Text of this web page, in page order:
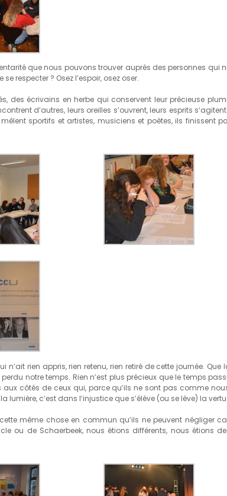
que nous pouvons trouver auprès des personnes qui
respecter ? Osez l’espoir, osez oser.
des écrivains en herbe qui conservent leur précieuse
d’autres, leurs oreilles s’ouvrent, leurs esprits
sportifs et artistes, musiciens et poètes, ils finissent
rien appris, rien retenu, rien retiré de cette journée. Que
notre temps. Rien n’est plus précieux que le temps
aux côtés de ceux qui, parce qu’ils ne sont pas comme
c’est dans l’injustice que s’élève (ou se lève) la vertu.
même chose en commun qu’ils ne peuvent négliger
ou de Schaerbeek, nous étions différents, nous étions